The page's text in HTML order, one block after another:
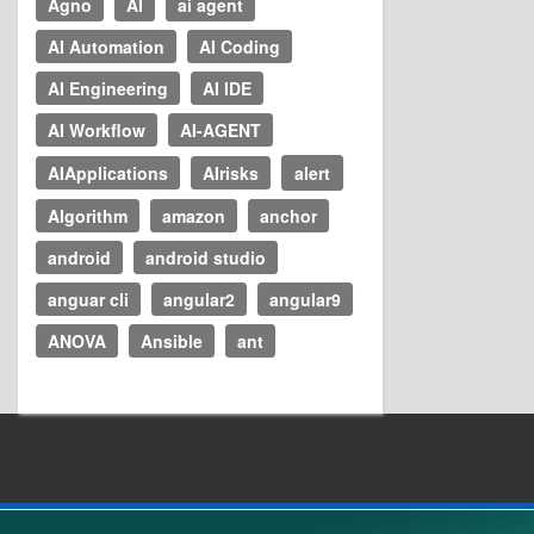
AI Automation
AI Coding
AI Engineering
AI IDE
AI Workflow
AI-AGENT
AIApplications
AIrisks
alert
Algorithm
amazon
anchor
android
android studio
anguar cli
angular2
angular9
ANOVA
Ansible ant